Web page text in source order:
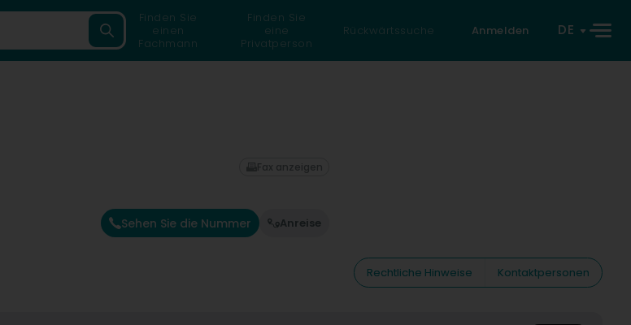
Finden Sie
einen
Fachmann
Finden Sie
eine
Privatperson
Rückwärtssuche Anmelden DE
Sehen Sie die Nummer Anreise
Fax anzeigen
Rechtliche Hinweise
Kontaktpersonen